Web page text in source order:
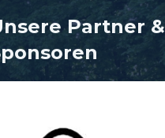
Partner &
n